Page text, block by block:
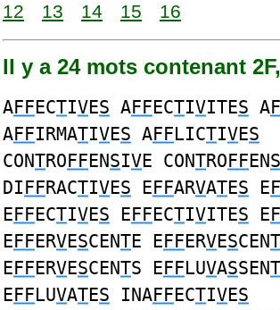
12
13 14 15 16
Il y a 24 mots contenant
AFFECTIVES AFFECTIVITES A
AFFIRMATIVES AFFLICTIVES
CONTROFFENSIVE CONTROFFENS
DIFFRACTIVES EFFARVATES E
EFFECTIVES EFFECTIVITES E
EFFERVESCENTE EFFERVESCENT
EFFERVESCENTS EFFLUVASSENT
EFFLUVATES INAFFECTIVES